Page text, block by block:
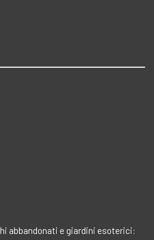
abbandonati e giardini esoterici: